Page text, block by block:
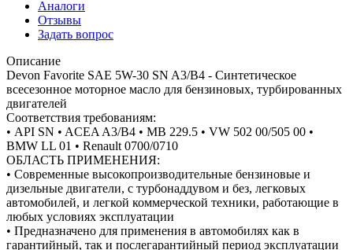
Аналоги
Отзывы
Задать вопрос
Описание
Devon Favorite SAE 5W-30 SN A3/B4 - Cинтетическое
всесезонное моторное масло для бензиновых, турбированных
двигателей
Соответствия требованиям:
• АРI SN • ACEA A3/B4 • MB 229.5 • VW 502 00/505 00 •
BMW LL 01 • Renault 0700/0710
ОБЛАСТЬ ПРИМЕНЕНИЯ:
• Современные высокопроизводительные бензиновые и
дизельные двигатели, с турбонаддувом и без, легковых
автомобилей, и легкой коммерческой техники, работающие в
любых условиях эксплуатации
• Предназначено для применения в автомобилях как в
гарантийный, так и послегарантийный период эксплуатации